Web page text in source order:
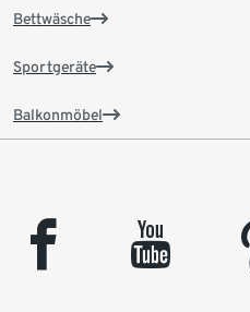
Bettwäsche
Sportgeräte
Balkonmöbel
facebook youtube